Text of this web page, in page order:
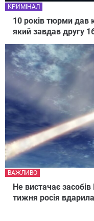
10 років тюрми дав
який завдав другу
КРИМІНАЛ
Не вистачає
тижня росія
ВАЖЛИВО